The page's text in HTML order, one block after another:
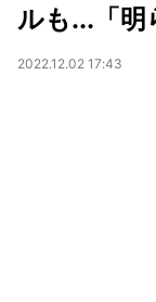
ルも...「明
2022.12.02 17:43